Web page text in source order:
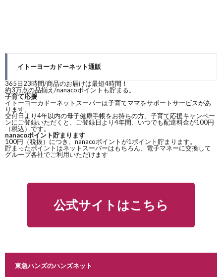
イトーヨーカドーネット通販
365日23時間/商品のお届けは最短4時間！
約3万点の品揃え/nanacoポイントも貯まる。
子育て応援
イトーヨーカドーネットスーパーは子育てママをサポートサービスがあ
ります。
交付日より4年以内の母子健康手帳をお持ちの方、子育て応援キャンペー
ンにご登録いただくと、ご登録日より4年間、いつでも配達料金が100円
（税込）です。
nanacoポイント貯まります
100円（税抜）につき、nanacoポイントが1ポイント貯まります。
貯まったポイントはネットスーパーはもちろん、電子マネーに交換して
グループ各社でご利用いただけます
公式サイトはこちら
東急ハンズのハンズネット